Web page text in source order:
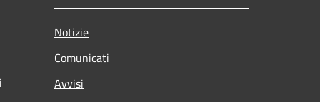
Notizie
Comunicati
Avvisi